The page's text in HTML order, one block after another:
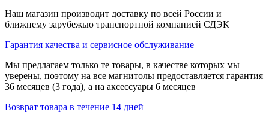
Наш магазин производит доставку по всей России и
ближнему зарубежью транспортной компанией СДЭК
Гарантия качества и сервисное обслуживание
Мы предлагаем только те товары, в качестве которых мы
уверены, поэтому на все магнитолы предоставляется гарантия
36 месяцев (3 года), а на аксессуары 6 месяцев
Возврат товара в течение 14 дней